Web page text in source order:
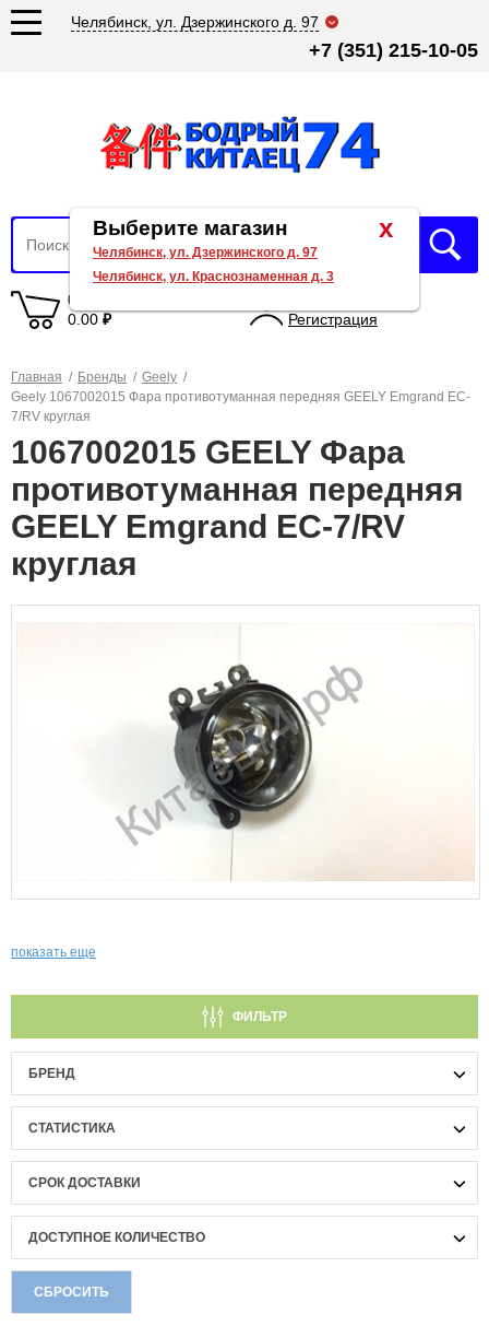
Челябинск, ул. Дзержинского д. 97
+7 (351) 215-10-05
0 товаров
0.00 ₽
Регистрация
Главная / Бренды / Geely /
Geely 1067002015 Фара противотуманная передняя GEELY Emgrand EC-
7/RV круглая
1067002015 GEELY Фара
противотуманная передняя
GEELY Emgrand EC-7/RV
круглая
показать еще
ФИЛЬТР
БРЕНД
СТАТИСТИКА
СРОК ДОСТАВКИ
ДОСТУПНОЕ КОЛИЧЕСТВО
СБРОСИТЬ
x
Выберите магазин
Челябинск, ул. Дзержинского д. 97
Челябинск, ул. Краснознаменная д. 3